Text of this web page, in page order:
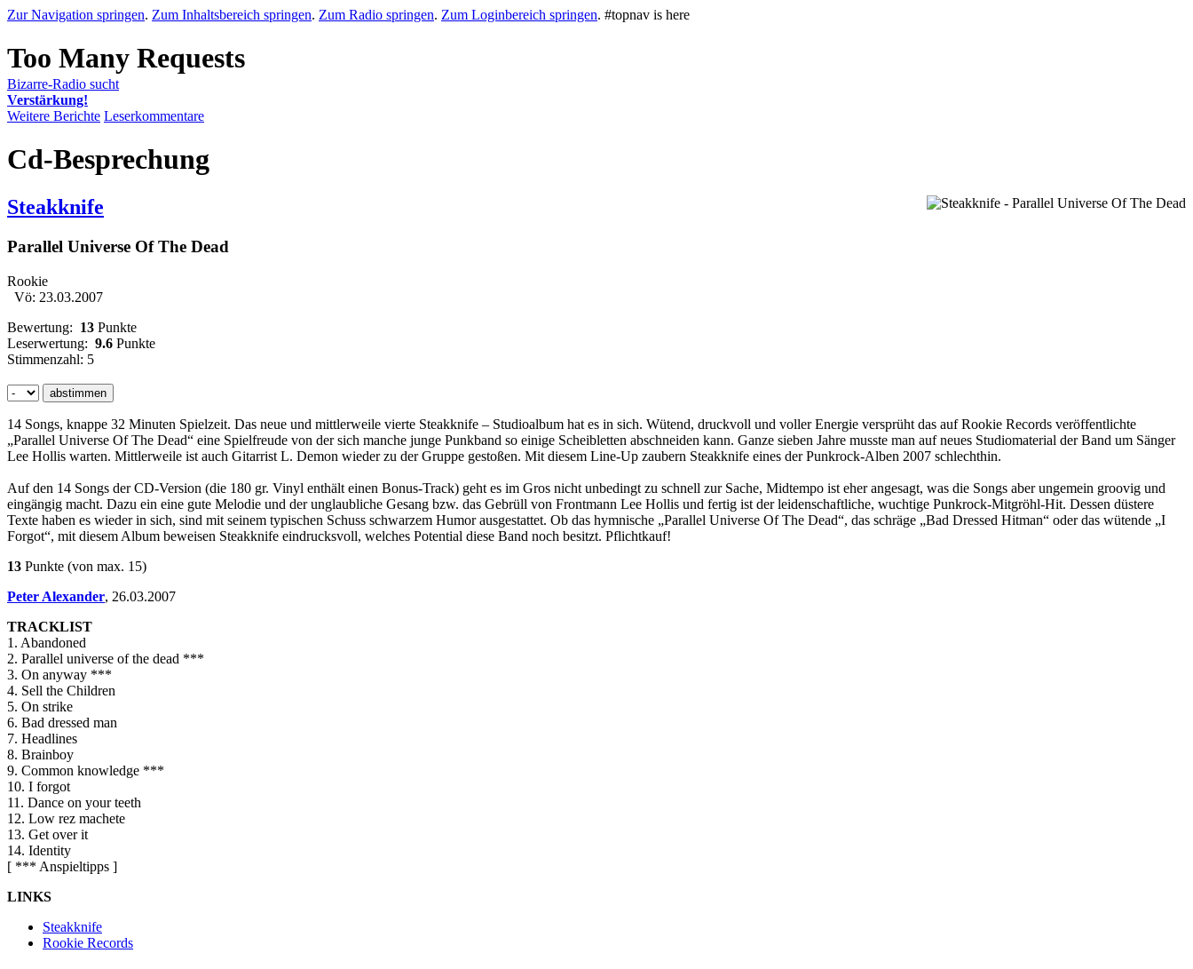
Zur Navigation springen. Zum Inhaltsbereich springen. Zum Radio springen. Zum Loginbereich springen. #topnav is here
Bizarre-Radio sucht
Verstärkung!
Weitere Berichte Leserkommentare
Cd-Besprechung
Steakknife
Parallel Universe Of The Dead
Rookie
Vö: 23.03.2007
Bewertung: 13 Punkte
Leserwertung: 9.6 Punkte
Stimmenzahl: 5
14 Songs, knappe 32 Minuten Spielzeit. Das neue und mittlerweile vierte Steakknife – Studioalbum hat es in sich. Wütend, druckvoll und voller Energie versprüht das auf Rookie Records veröffentlichte
„Parallel Universe Of The Dead“ eine Spielfreude von der sich manche junge Punkband so einige Scheibletten abschneiden kann. Ganze sieben Jahre musste man auf neues Studiomaterial der Band um Sänger
Lee Hollis warten. Mittlerweile ist auch Gitarrist L. Demon wieder zu der Gruppe gestoßen. Mit diesem Line-Up zaubern Steakknife eines der Punkrock-Alben 2007 schlechthin.
Auf den 14 Songs der CD-Version (die 180 gr. Vinyl enthält einen Bonus-Track) geht es im Gros nicht unbedingt zu schnell zur Sache, Midtempo ist eher angesagt, was die Songs aber ungemein groovig und
eingängig macht. Dazu ein eine gute Melodie und der unglaubliche Gesang bzw. das Gebrüll von Frontmann Lee Hollis und fertig ist der leidenschaftliche, wuchtige Punkrock-Mitgröhl-Hit. Dessen düstere
Texte haben es wieder in sich, sind mit seinem typischen Schuss schwarzem Humor ausgestattet. Ob das hymnische „Parallel Universe Of The Dead“, das schräge „Bad Dressed Hitman“ oder das wütende „I
Forgot“, mit diesem Album beweisen Steakknife eindrucksvoll, welches Potential diese Band noch besitzt. Pflichtkauf!
13 Punkte (von max. 15)
Peter Alexander, 26.03.2007
TRACKLIST
1. Abandoned
2. Parallel universe of the dead ***
3. On anyway ***
4. Sell the Children
5. On strike
6. Bad dressed man
7. Headlines
8. Brainboy
9. Common knowledge ***
10. I forgot
11. Dance on your teeth
12. Low rez machete
13. Get over it
14. Identity
[ *** Anspieltipps ]
LINKS
Steakknife
Rookie Records